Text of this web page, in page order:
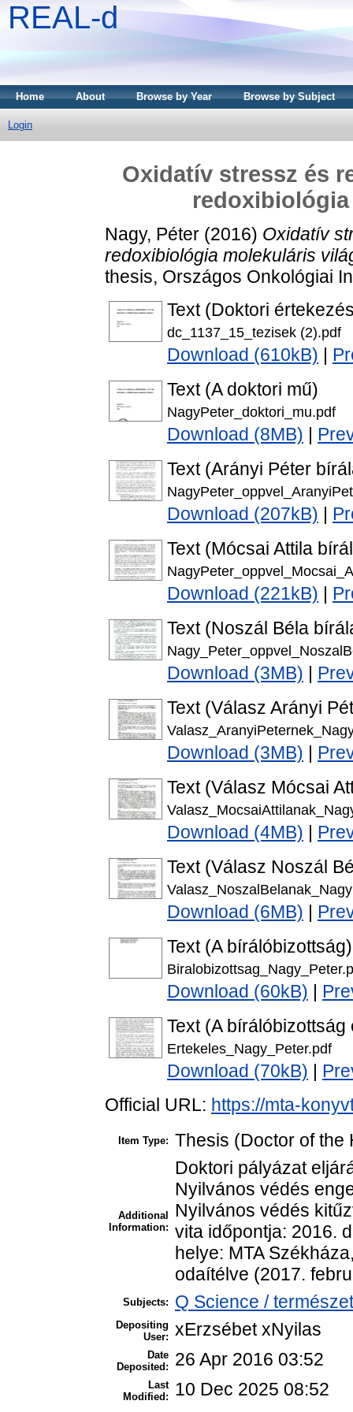
REAL-d
Home About Browse by Year Browse by Subject
Login
Oxidatív stressz és
Nagy, Péter (2016) Oxidatív
redoxibiológia molekuláris
thesis, Országos Onkológiai
Text (Doktori
dc_1137_15_tezisek (2).pdf
Download (610kB)
Text (A doktori mű)
NagyPeter_doktori_mu.pdf
Download (8MB)
Text (Arányi Péter
Download (207kB)
Text (Mócsai Attila
Download (221kB)
Text (Noszál Béla
Download (3MB)
Text (Válasz Arányi
Download (3MB)
Text (Válasz Mócsai
Download (4MB)
Text (Válasz Noszál
Download (6MB)
Text (A bírálóbizottság)
Download (60kB)
Text (A
Ertekeles_Nagy_Peter.pdf
Download (70kB)
Official URL: https://mta-
Item Type: Thesis (Doctor of the
Additional
Information:
Doktori pályázat
Nyilvános védés
Nyilvános védés
vita időpontja: 2016.
helye: MTA
odaítélve (2017.
Subjects: Q Science /
Depositing
User: xErzsébet xNyilas
Date
Deposited:
26 Apr 2016 03:52
Last
Modified:
10 Dec 2025 08:52